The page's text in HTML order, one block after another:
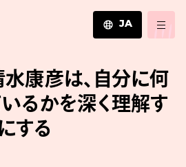
JA
EN
ZH
康彦は、自分に何
るかを深く理解す
する